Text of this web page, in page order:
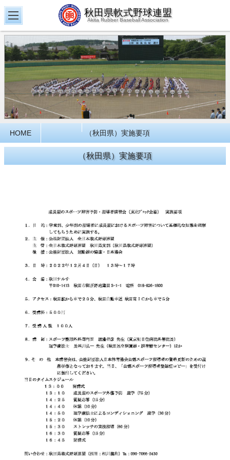
秋田県軟式野球連盟
Akita Rubber Baseball Association
HOME （秋田県）実施要項
（秋田県）実施要項